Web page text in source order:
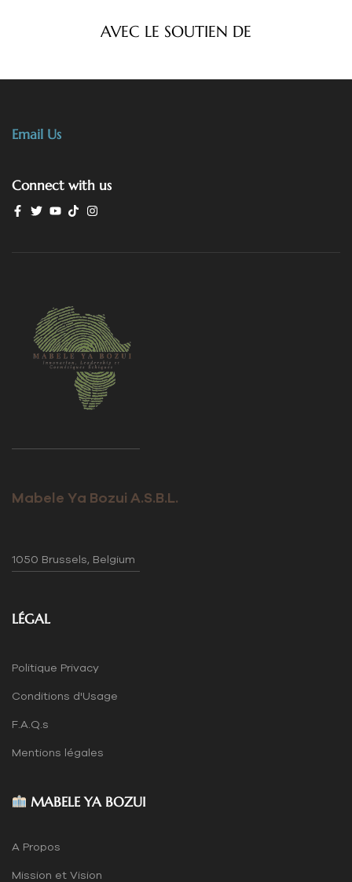
AVEC LE SOUTIEN DE
Email Us
Connect with us
Mabele Ya Bozui A.S.B.L.
1050 Brussels, Belgium
MABELE YA BOZUI
A Propos
Mission et Vision
LÉGAL
Politique Privacy
Conditions d'Usage
F.A.Q.s
Mentions légales